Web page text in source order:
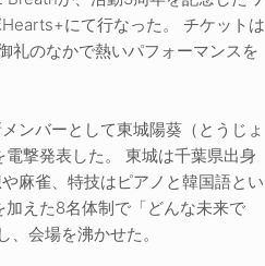
にて行なった。 チケットは
礼のなかで熱いパフォーマンスを
ンバーとして東城陽葵（とうじょ
電撃発表した。 東城は千葉県出身
麻雀、特技はピアノと韓国語とい
加えた8名体制で「どんな未来で
、会場を沸かせた。